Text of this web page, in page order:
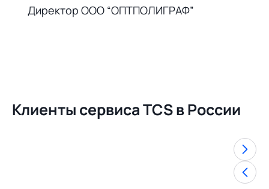
Директор ООО “ОПТПОЛИГРАФ”
Клиенты сервиса TCS в России